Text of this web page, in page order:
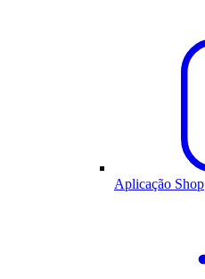
Aplicação Shop